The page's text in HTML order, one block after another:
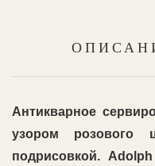
Антикварное
узором розового
подрисовкой.